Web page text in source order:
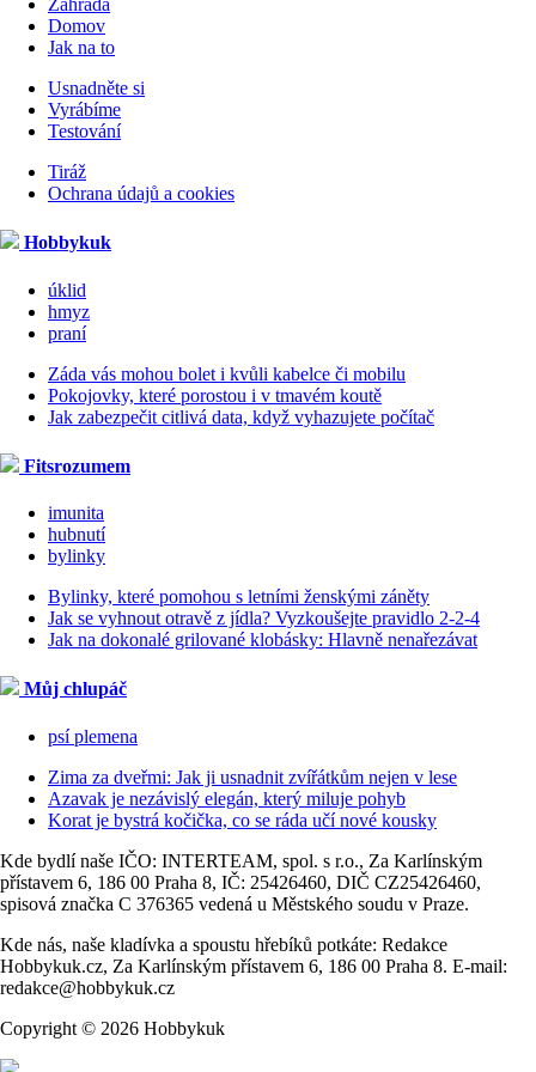
Zahrada
Domov
Jak na to
Usnadněte si
Vyrábíme
Testování
Tiráž
Ochrana údajů a cookies
Hobbykuk
úklid
hmyz
praní
Záda vás mohou bolet i kvůli kabelce či mobilu
Pokojovky, které porostou i v tmavém koutě
Jak zabezpečit citlivá data, když vyhazujete počítač
Fitsrozumem
imunita
hubnutí
bylinky
Bylinky, které pomohou s letními ženskými záněty
Jak se vyhnout otravě z jídla? Vyzkoušejte pravidlo 2-2-4
Jak na dokonalé grilované klobásky: Hlavně nenařezávat
Můj chlupáč
psí plemena
Zima za dveřmi: Jak ji usnadnit zvířátkům nejen v lese
Azavak je nezávislý elegán, který miluje pohyb
Korat je bystrá kočička, co se ráda učí nové kousky
Kde bydlí naše IČO: INTERTEAM, spol. s r.o., Za Karlínským
přístavem 6, 186 00 Praha 8, IČ: 25426460, DIČ CZ25426460,
spisová značka C 376365 vedená u Městského soudu v Praze.
Kde nás, naše kladívka a spoustu hřebíků potkáte: Redakce
Hobbykuk.cz, Za Karlínským přístavem 6, 186 00 Praha 8. E-mail:
redakce@hobbykuk.cz
Copyright © 2026 Hobbykuk